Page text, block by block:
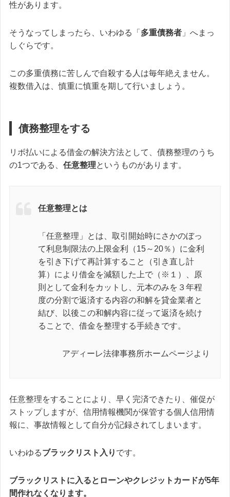
性があります。
そうなってしまったら、いわゆる「 多重債務者 」へまっ
しぐらです。
この多重債務に苦しんで自殺する人は毎年絶えません。
複数借入は、慎重に慎重を期して行いましょう。
債務整理をする
リボ払いによる借金の解決方法として、債務整理のうち
の1つである、 任意整理というものがあります。
任意整理とは
「任意整理」とは、取引開始時にさかのぼっ
て利息制限法の上限金利（15～20％）に金利
を引き下げて再計算すること（引き直し計
算）により借金を減額した上で（※１）、原
則として金利をカットし、元本のみを３年程
度の分割で返済する内容の和解を貸金業者と
結び、以後この和解内容に従って返済を続け
ることで、借金を整理する手続きです。
アディーレ法律事務所ホームページより
任意整理をすることにより、早く完済できたり、催促が
ストップしますが、信用情報機関が保管する個人信用情
報に、事故情報として自分が記録されてしまいます。
いわゆるブラックリスト入り です。
ブラックリストに入るとローンやクレジットカードが5年
間作れなくなります。